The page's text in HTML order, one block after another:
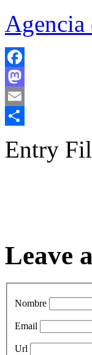
Facebook
Mastodon
Email
Entry
Leave
Nombre
Email
Url